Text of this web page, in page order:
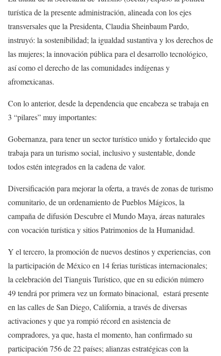
turística de la presente administración, alineada con los ejes
transversales que la Presidenta, Claudia Sheinbaum Pardo,
instruyó: la sostenibilidad; la igualdad sustantiva y los derechos de
las mujeres; la innovación pública para el desarrollo tecnológico,
así como el derecho de las comunidades indígenas y
afromexicanas.
Con lo anterior, desde la dependencia que encabeza se trabaja en
3 “pilares” muy importantes:
Gobernanza, para tener un sector turístico unido y fortalecido que
trabaja para un turismo social, inclusivo y sustentable, donde
todos estén integrados en la cadena de valor.
Diversificación para mejorar la oferta, a través de zonas de turismo
comunitario, de un ordenamiento de Pueblos Mágicos, la
campaña de difusión Descubre el Mundo Maya, áreas naturales
con vocación turística y sitios Patrimonios de la Humanidad.
Y el tercero, la promoción de nuevos destinos y experiencias, con
la participación de México en 14 ferias turísticas internacionales;
la celebración del Tianguis Turístico, que en su edición número
49 tendrá por primera vez un formato binacional, estará presente
en las calles de San Diego, California, a través de diversas
activaciones y que ya rompió récord en asistencia de
compradores, ya que, hasta el momento, han confirmado su
participación 756 de 22 países; alianzas estratégicas con la